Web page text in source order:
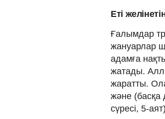
Еті
Ғалымдар
жануарлар
адамға
жатады.
жаратты.
және (басқа
сүресі, 5-